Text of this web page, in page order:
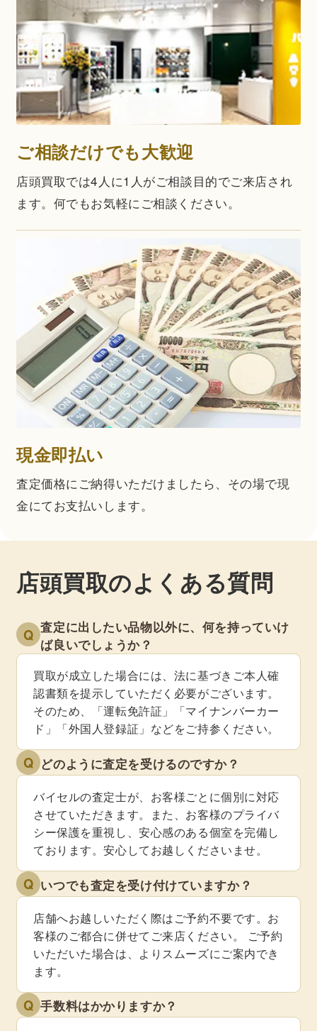
ご相談だけでも大歓迎
店頭買取では4人に1人がご相談目的でご来店され
ます。何でもお気軽にご相談ください。
現金即払い
査定価格にご納得いただけましたら、その場で現
金にてお支払いします。
店頭買取のよくある質問
Q 査定に出したい品物以外に、何を持っていけ
ば良いでしょうか？
買取が成立した場合には、法に基づきご本人確
認書類を提示していただく必要がございます。
そのため、「運転免許証」「マイナンバーカー
ド」「外国人登録証」などをご持参ください。
Q どのように査定を受けるのですか？
バイセルの査定士が、お客様ごとに個別に対応
させていただきます。また、お客様のプライバ
シー保護を重視し、安心感のある個室を完備し
ております。安心してお越しくださいませ。
Q いつでも査定を受け付けていますか？
店舗へお越しいただく際はご予約不要です。お
客様のご都合に併せてご来店ください。 ご予約
いただいた場合は、よりスムーズにご案内でき
ます。
Q 手数料はかかりますか？